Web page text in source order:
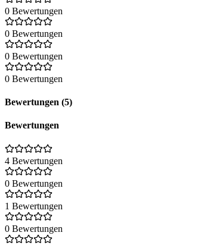
0 Bewertungen
0 Bewertungen
0 Bewertungen
0 Bewertungen
Bewertungen (5)
Bewertungen
4 Bewertungen
0 Bewertungen
1 Bewertungen
0 Bewertungen